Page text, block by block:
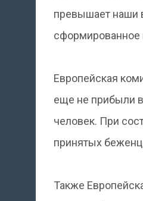
превышает наши
сформированное
Европейская
еще не прибыли в
человек. При
принятых
Также